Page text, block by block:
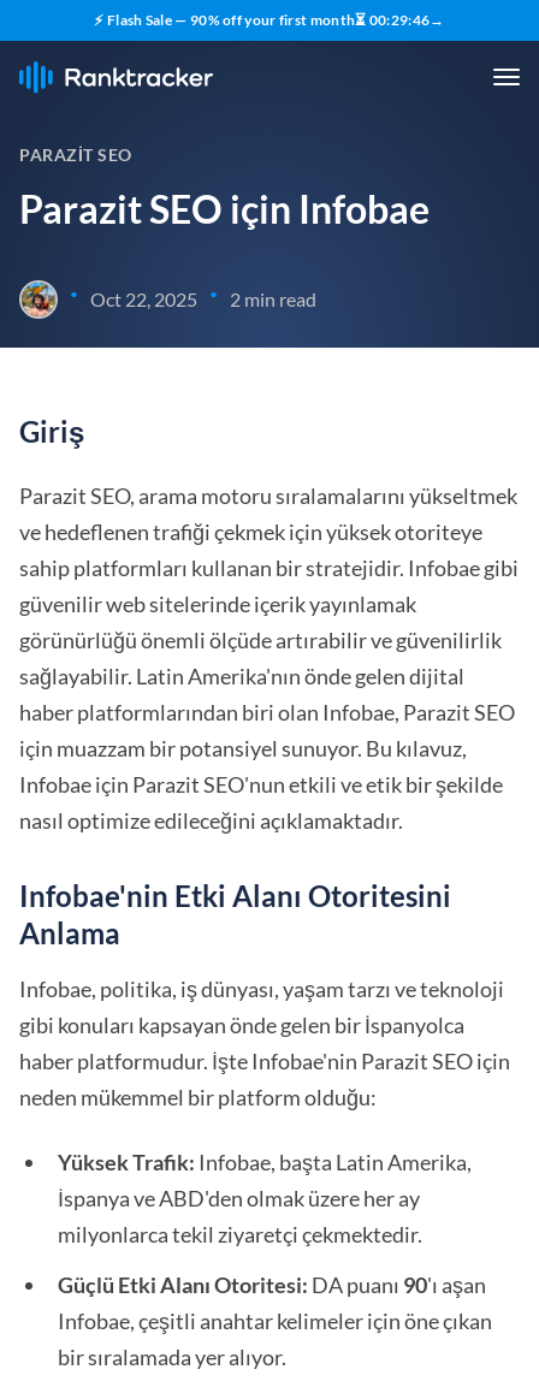
⚡ Flash Sale — 90% off your first month⏳ 00:29:45→
PARAZIT SEO
Parazit SEO için Infobae
• Oct 22, 2025 • 2 min read
Giriş
Parazit SEO, arama motoru sıralamalarını yükseltmek
ve hedeflenen trafiği çekmek için yüksek otoriteye
sahip platformları kullanan bir stratejidir. Infobae gibi
güvenilir web sitelerinde içerik yayınlamak
görünürlüğü önemli ölçüde artırabilir ve güvenilirlik
sağlayabilir. Latin Amerika'nın önde gelen dijital
haber platformlarından biri olan Infobae, Parazit SEO
için muazzam bir potansiyel sunuyor. Bu kılavuz,
Infobae için Parazit SEO'nun etkili ve etik bir şekilde
nasıl optimize edileceğini açıklamaktadır.
Infobae'nin Etki Alanı Otoritesini
Anlama
Infobae, politika, iş dünyası, yaşam tarzı ve teknoloji
gibi konuları kapsayan önde gelen bir İspanyolca
haber platformudur. İşte Infobae'nin Parazit SEO için
neden mükemmel bir platform olduğu:
Yüksek Trafik: Infobae, başta Latin Amerika,
İspanya ve ABD'den olmak üzere her ay
milyonlarca tekil ziyaretçi çekmektedir.
Güçlü Etki Alanı Otoritesi: DA puanı 90'ı aşan
Infobae, çeşitli anahtar kelimeler için öne çıkan
bir sıralamada yer alıyor.